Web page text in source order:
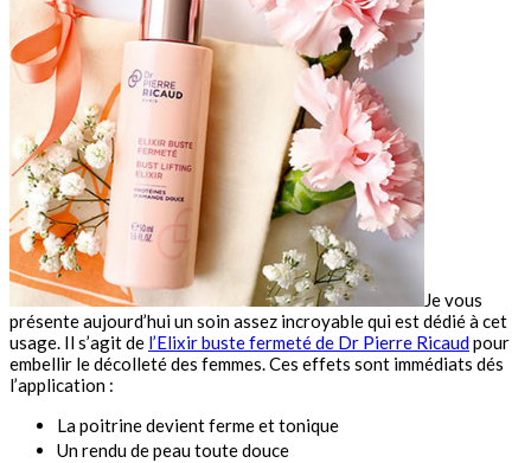
Je vous
présente aujourd’hui un soin assez incroyable qui est dédié à cet
usage. Il s’agit de l’Elixir buste fermeté de Dr Pierre Ricaudpour
embellir le décolleté des femmes. Ces effets sont immédiats dés
l’application :
La poitrine devient ferme et tonique
Un rendu de peau toute douce